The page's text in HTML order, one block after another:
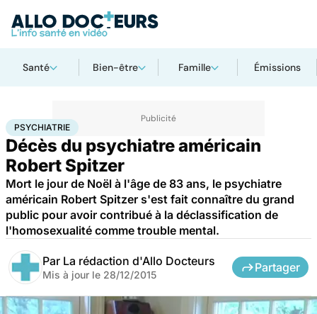
Santé Bien-être Famille Émissions
AccueilBien-être Psychiatrie
PSYCHIATRIE
Décès du psychiatre américain
Robert Spitzer
Mort le jour de Noël à l'âge de 83 ans, le psychiatre
américain Robert Spitzer s'est fait connaître du grand
public pour avoir contribué à la déclassification de
l'homosexualité comme trouble mental.
Par La rédaction d'Allo Docteurs
Mis à jour le 28/12/2015
Partager